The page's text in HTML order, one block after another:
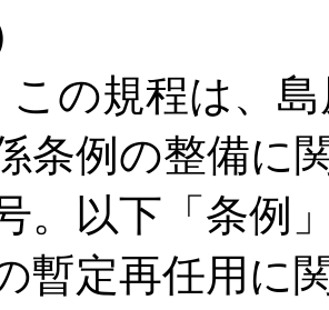
の規程は、島
条例の整備に
。以下「条例
暫定再任用に